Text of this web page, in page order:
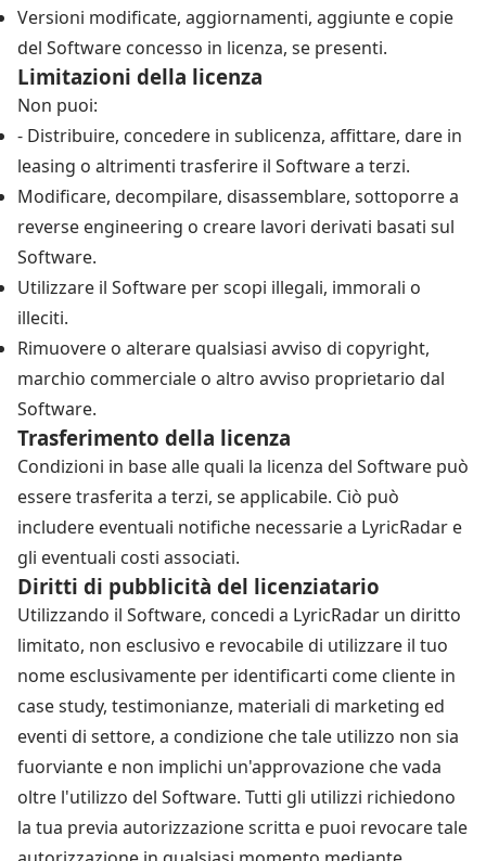
Versioni modificate, aggiornamenti, aggiunte e copie
del Software concesso in licenza, se presenti.
Limitazioni della licenza
Non puoi:
- Distribuire, concedere in sublicenza, affittare, dare in
leasing o altrimenti trasferire il Software a terzi.
Modificare, decompilare, disassemblare, sottoporre a
reverse engineering o creare lavori derivati ​​basati sul
Software.
Utilizzare il Software per scopi illegali, immorali o
illeciti.
Rimuovere o alterare qualsiasi avviso di copyright,
marchio commerciale o altro avviso proprietario dal
Software.
Trasferimento della licenza
Condizioni in base alle quali la licenza del Software può
essere trasferita a terzi, se applicabile. Ciò può
includere eventuali notifiche necessarie a LyricRadar e
gli eventuali costi associati.
Diritti di pubblicità del licenziatario
Utilizzando il Software, concedi a LyricRadar un diritto
limitato, non esclusivo e revocabile di utilizzare il tuo
nome esclusivamente per identificarti come cliente in
case study, testimonianze, materiali di marketing ed
eventi di settore, a condizione che tale utilizzo non sia
fuorviante e non implichi un'approvazione che vada
oltre l'utilizzo del Software. Tutti gli utilizzi richiedono
la tua previa autorizzazione scritta e puoi revocare tale